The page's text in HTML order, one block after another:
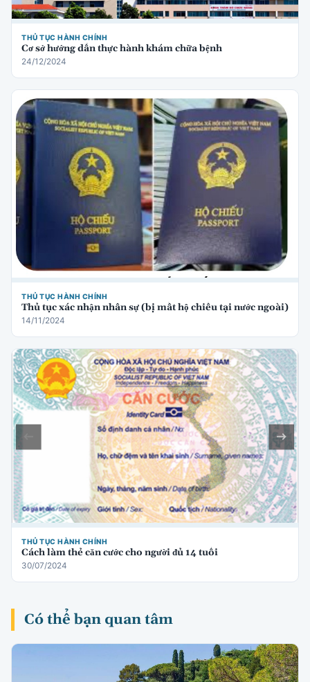
THỦ TỤC HÀNH CHÍNH
Cơ sở hướng dẫn thực hành khám chữa bệnh
24/12/2024
THỦ TỤC HÀNH CHÍNH
Thủ tục xác nhận nhân sự (bị mất hộ chiếu tại nước ngoài)
14/11/2024
THỦ TỤC HÀNH CHÍNH
Cách làm thẻ căn cước cho người đủ 14 tuổi
30/07/2024
Có thể bạn quan tâm